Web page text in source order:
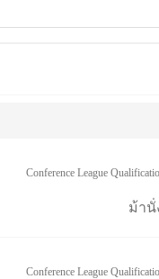
Conference League
ม้านั่
Conference League